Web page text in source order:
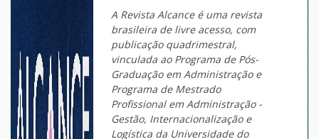
A Revista Alcance é uma revista
brasileira de livre acesso, com
publicação quadrimestral,
vinculada ao Programa de Pós-
Graduação em Administração e
Programa de Mestrado
Profissional em Administração -
Gestão, Internacionalização e
Logística da Universidade do